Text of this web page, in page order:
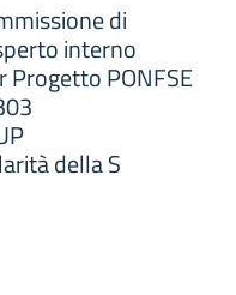
di
interno
Progetto PONFSE
della S